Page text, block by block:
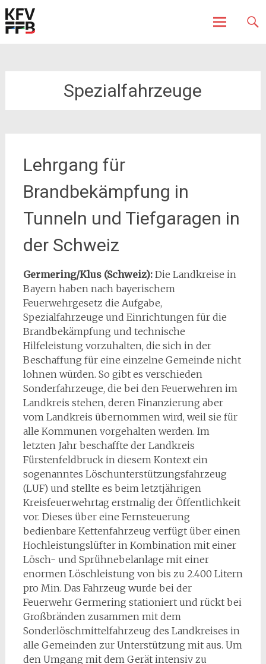
Spezialfahrzeuge
Lehrgang für
Brandbekämpfung in
Tunneln und Tiefgaragen in
der Schweiz
Germering/Klus (Schweiz):Die Landkreise in
Bayern haben nach bayerischem
Feuerwehrgesetz die Aufgabe,
Spezialfahrzeuge und Einrichtungen für die
Brandbekämpfung und technische
Hilfeleistung vorzuhalten, die sich in der
Beschaffung für eine einzelne Gemeinde nicht
lohnen würden. So gibt es verschieden
Sonderfahrzeuge, die bei den Feuerwehren im
Landkreis stehen, deren Finanzierung aber
vom Landkreis übernommen wird, weil sie für
alle Kommunen vorgehalten werden. Im
letzten Jahr beschaffte der Landkreis
Fürstenfeldbruck in diesem Kontext ein
sogenanntes Löschunterstützungsfahrzeug
(LUF) und stellte es beim letztjährigen
Kreisfeuerwehrtag erstmalig der Öffentlichkeit
vor. Dieses über eine Fernsteuerung
bedienbare Kettenfahrzeug verfügt über einen
Hochleistungslüfter in Kombination mit einer
Lösch- und Sprühnebelanlage mit einer
enormen Löschleistung von bis zu 2.400 Litern
pro Min. Das Fahrzeug wurde bei der
Feuerwehr Germering stationiert und rückt bei
Großbränden zusammen mit dem
Sonderlöschmittelfahrzeug des Landkreises in
alle Gemeinden zur Unterstützung mit aus. Um
den Umgang mit dem Gerät intensiv zu